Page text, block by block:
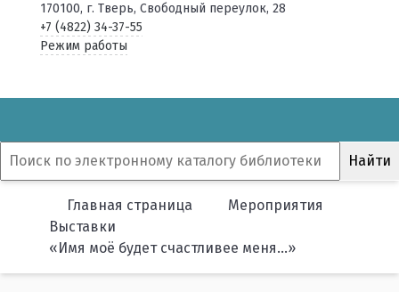
170100, г. Тверь, Свободный переулок, 28
+7 (4822) 34-37-55
Режим работы
Главная страница
Мероприятия
Выставки
«Имя моё будет счастливее меня…»